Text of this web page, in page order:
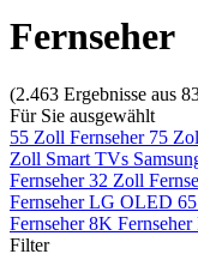
Fernseher
(2.463 Ergebnisse aus
Für Sie ausgewählt
55 Zoll Fernseher 75
Zoll Smart TVs
Fernseher32 Zoll
FernseherLG OLED
Fernseher8K Fernseher
Filter